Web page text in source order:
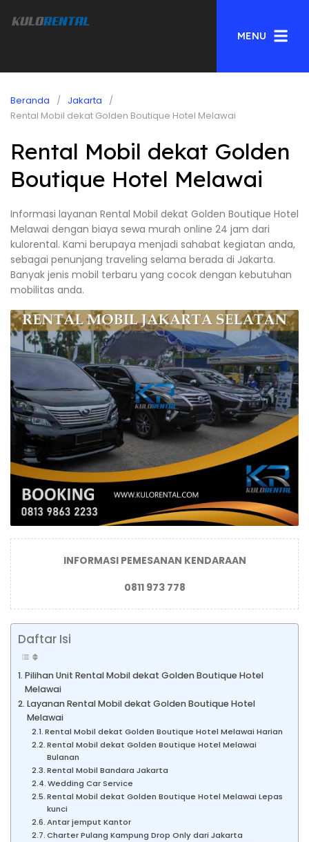
MENU
Beranda
Jakarta
Rental Mobil dekat Golden Boutique Hotel Melawai
Rental Mobil dekat Golden
Boutique Hotel Melawai
Informasi layanan Rental Mobil dekat Golden Boutique Hotel
Melawai dengan biaya sewa murah online 24 jam dari
kulorental. Kami berupaya menjadi sahabat kegiatan anda,
sebagai penunjang traveling selama berada di Jakarta.
Banyak jenis mobil terbaru yang cocok dengan kebutuhan
mobilitas anda.
INFORMASI PEMESANAN KENDARAAN
0811 973 778
Daftar Isi
Pilihan Unit Rental Mobil dekat Golden Boutique Hotel
Melawai
Layanan Rental Mobil dekat Golden Boutique Hotel
Melawai
Rental Mobil dekat Golden Boutique Hotel Melawai Harian
Rental Mobil dekat Golden Boutique Hotel Melawai
Bulanan
Rental Mobil Bandara Jakarta
Wedding Car Service
Rental Mobil dekat Golden Boutique Hotel Melawai Lepas
kunci
Antar jemput Kantor
Charter Pulang Kampung Drop Only dari Jakarta